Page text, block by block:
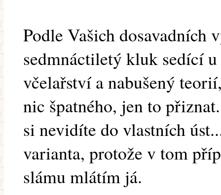
Podle Vašich dosavadních
sedmnáctiletý kluk sedící
včelařství a nabušený
nic špatného, jen to
si nevidíte do vlastních
varianta, protože v tom
slámu mlátím já.